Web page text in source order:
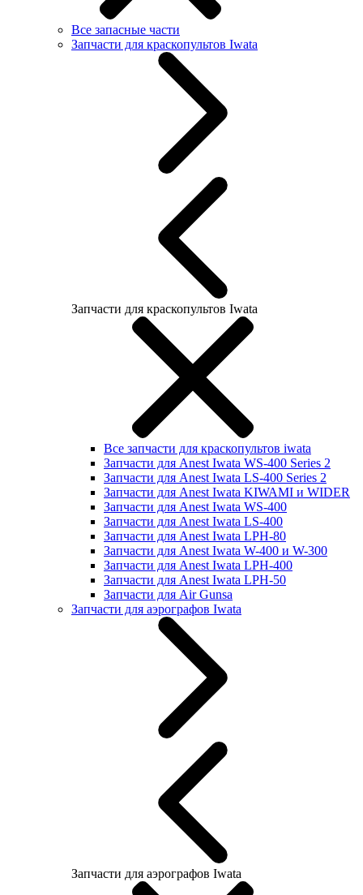
Все запасные части
Запчасти для краскопультов Iwata
Запчасти для краскопультов Iwata
Все запчасти для краскопультов iwata
Запчасти для Anest Iwata WS-400 Series 2
Запчасти для Anest Iwata LS-400 Series 2
Запчасти для Anest Iwata KIWAMI и WIDER
Запчасти для Anest Iwata WS-400
Запчасти для Anest Iwata LS-400
Запчасти для Anest Iwata LPH-80
Запчасти для Anest Iwata W-400 и W-300
Запчасти для Anest Iwata LPH-400
Запчасти для Anest Iwata LPH-50
Запчасти для Air Gunsa
Запчасти для аэрографов Iwata
Запчасти для аэрографов Iwata